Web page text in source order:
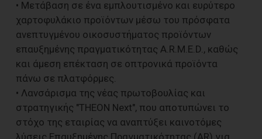
• Μετάβαση σε ένα εμπλουτισμένο και ευρύτερο
χαρτοφυλάκιο προϊόντων μέσω του πρόσφατα
ανεπτυγμένου οικοσυστήματος προϊόντων
επαυξημένης πραγματικότητας A.R.M.E.D., καθώς
και άμεση επέκταση σε οπτρονικά προϊόντα
πάνω σε πλατφόρμες.
• Λανσάρισμα της νέας πρωτοβουλίας και
στρατηγικής "THEON Next", που αποτυπώνει το
στόχο της εταιρίας να αναπτύξει καινοτόμες
λύσεις Επαυξημένης Πραγματικότητας (AR) για